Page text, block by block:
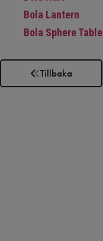
Bola Lantern
Bola Sphere Table
Tillbaka